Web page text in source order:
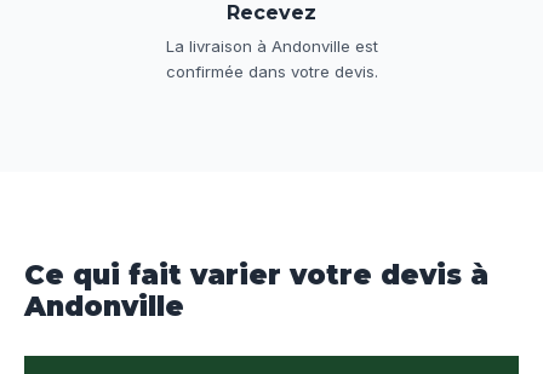
Recevez
La livraison à Andonville est
confirmée dans votre devis.
Ce qui fait varier votre devis à
Andonville